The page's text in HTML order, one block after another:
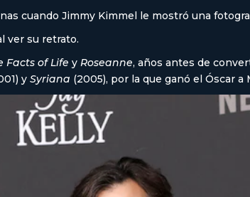
cuando Jimmy Kimmel le mostró una
ver su retrato.
Facts of Life y Roseanne, años antes de
y Syriana (2005), por la que ganó el Óscar